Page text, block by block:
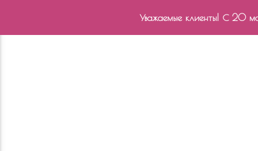
Уважаемые клиенты! С 20